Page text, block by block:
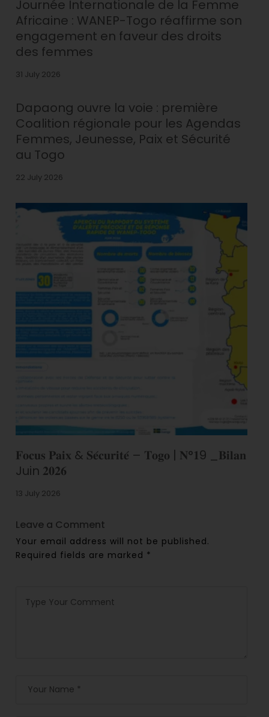
Journée Internationale de la Femme
Africaine : WANEP-Togo réaffirme son
engagement en faveur des droits
des femmes
31 July 2026
Dapaong ouvre la voie : première
Coalition régionale pour les Agendas
Femmes, Jeunesse, Paix et Sécurité
au Togo
22 July 2026
𝐅𝐨𝐜𝐮𝐬 𝐏𝐚𝐢𝐱 & 𝐒𝐞́𝐜𝐮𝐫𝐢𝐭𝐞́ – 𝐓𝐨𝐠𝐨 | 𝐍°𝟏9 _𝐁𝐢𝐥𝐚𝐧
Juin 𝟐𝟎𝟐𝟔
13 July 2026
Leave a Comment
Your email address will not be published.
Required fields are marked *